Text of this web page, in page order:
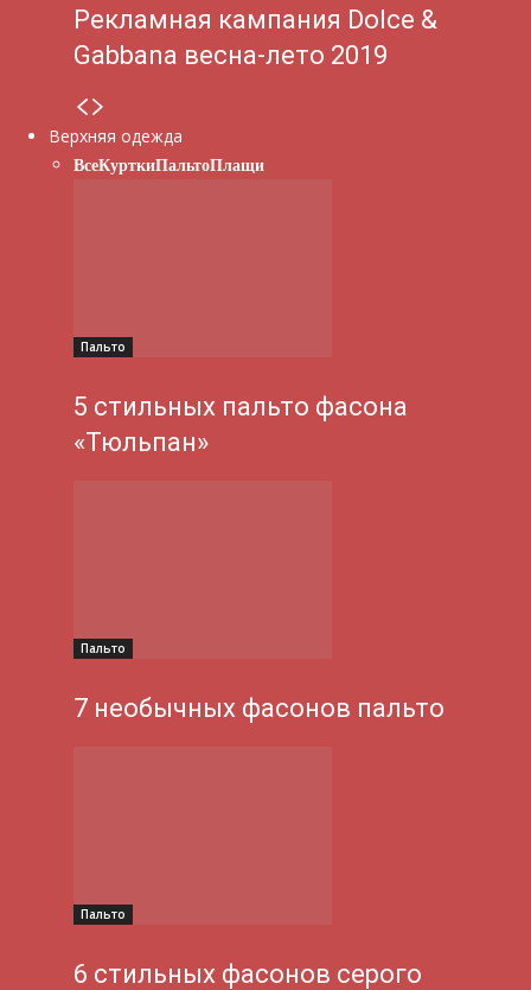
Рекламная кампания Dolce &
Gabbana весна-лето 2019
Верхняя одежда
ВсеКурткиПальтоПлащи
Пальто
5 стильных пальто фасона
«Тюльпан»
Пальто
7 необычных фасонов пальто
Пальто
6 стильных фасонов серого